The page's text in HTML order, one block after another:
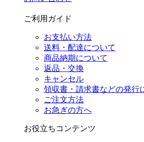
ご利用ガイド
お支払い方法
送料・配達について
商品納期について
返品・交換
キャンセル
領収書・請求書などの発行
ご注文方法
お急ぎの方へ
お役立ちコンテンツ